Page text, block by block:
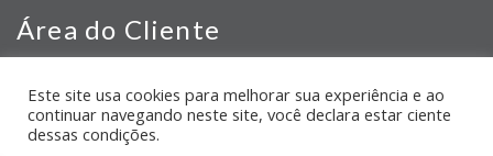
Área do Cliente
Minha Conta
Meus Pedidos
Este site usa cookies para melhorar sua experiência e ao
continuar navegando neste site, você declara estar ciente
dessas condições.